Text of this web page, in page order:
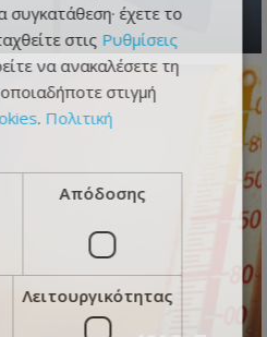
συγκατάθεση· έχετε το
στις Ρυθμίσεις
να ανακαλέσετε τη
στιγμή
. Πολιτική
Απόδοσης
Λειτουργικότητας